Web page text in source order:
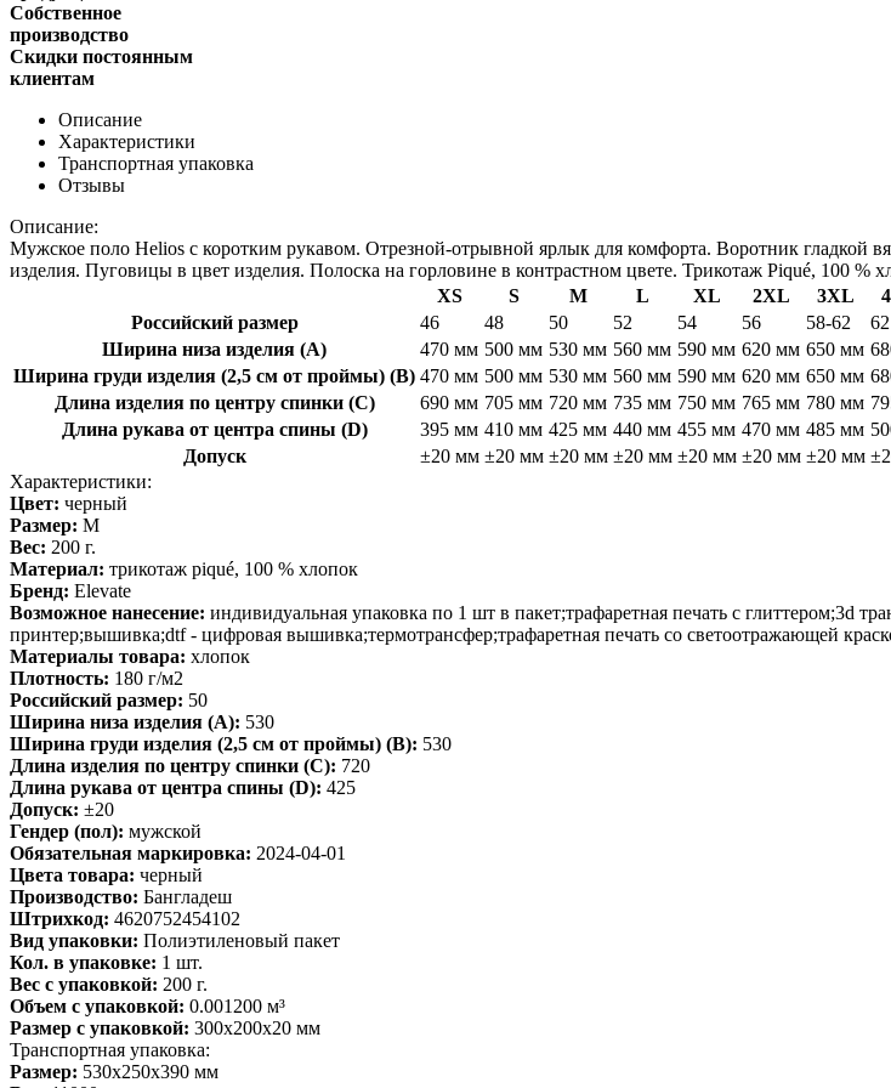
Собственное
производство
Скидки постоянным
клиентам
Описание
Характеристики
Транспортная упаковка
Отзывы
Описание:
Мужское поло Helios с коротким рукавом. Отрезной-отрывной ярлык для комфорта. Воротник гладкой
изделия. Пуговицы в цвет изделия. Полоска на горловине в контрастном цвете. Трикотаж Piqué, 100 %
XS
S M L XL 2XL 3XL
Российский размер
46 48 50 52 54 56 58-62 62
Ширина низа изделия (A)
470 мм 500 мм 530 мм 560 мм 590 мм 620 мм 650 мм
Ширина груди изделия (2,5 см от проймы) (B) 470 мм 500 мм 530 мм 560 мм 590 мм 620 мм 650 мм
Длина изделия по центру спинки (C)
690 мм 705 мм 720 мм 735 мм 750 мм 765 мм 780 мм
Длина рукава от центра спины (D)
395 мм 410 мм 425 мм 440 мм 455 мм 470 мм 485 мм
Допуск
±20 мм ±20 мм ±20 мм ±20 мм ±20 мм ±20 мм ±20 мм
Характеристики:
Цвет: черный
Размер: M
Вес: 200 г.
Материал: трикотаж piqué, 100 % хлопок
Бренд: Elevate
Возможное нанесение: индивидуальная упаковка по 1 шт в пакет;трафаретная печать с глиттером;3d
принтер;вышивка;dtf - цифровая вышивка;термотрансфер;трафаретная печать со светоотражающей
Материалы товара: хлопок
Плотность: 180 г/м2
Российский размер: 50
Ширина низа изделия (A): 530
Ширина груди изделия (2,5 см от проймы) (B): 530
Длина изделия по центру спинки (C): 720
Длина рукава от центра спины (D): 425
Допуск: ±20
Гендер (пол): мужской
Обязательная маркировка: 2024-04-01
Цвета товара: черный
Производство: Бангладеш
Штрихкод: 4620752454102
Вид упаковки: Полиэтиленовый пакет
Кол. в упаковке: 1 шт.
Вес с упаковкой: 200 г.
Объем с упаковкой: 0.001200 м³
Размер с упаковкой: 300x200x20 мм
Транспортная упаковка:
Размер: 530x250x390 мм